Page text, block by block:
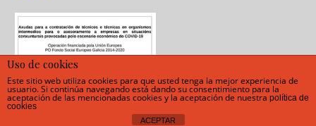
Uso de cookies
Este sitio web utiliza cookies para que usted tenga la mejor experiencia de
usuario. Si continúa navegando está dando su consentimiento para la
aceptación de las mencionadas cookies y la aceptación de nuestra política de
cookies
ACEPTAR